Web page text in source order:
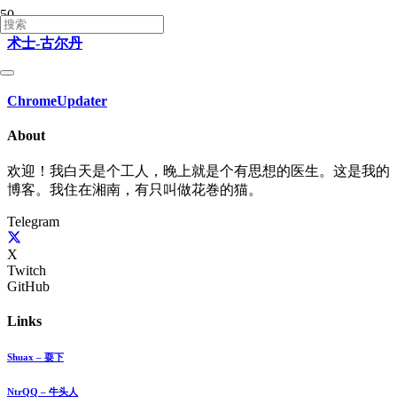
术士-古尔丹
ChromeUpdater
About
欢迎！我白天是个工人，晚上就是个有思想的医生。这是我的
博客。我住在湘南，有只叫做花巻的猫。
Telegram
X
Twitch
GitHub
Links
Shuax – 耍下
NtrQQ – 牛头人